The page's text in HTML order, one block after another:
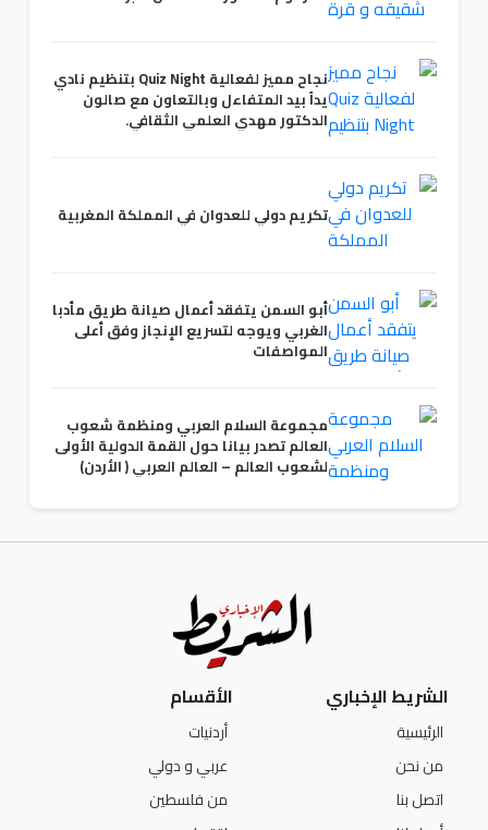
نجاح مميز لفعالية Quiz Night بتنظيم نادي
يداً بيد المتفاءل وبالتعاون مع صالون
الدكتور مهدي العلمي الثقافي.
تكريم دولي للعدوان في المملكة المغربية
أبو السمن يتفقد أعمال صيانة طريق مأدبا
الغربي ويوجه لتسريع الإنجاز وفق أعلى
المواصفات
مجموعة السلام العربي ومنظمة شعوب
العالم تصدر بيانا حول القمة الدولية الأولى
لشعوب العالم – العالم العربي ( الأردن)
الشريط الإخباري
الرئيسية
من نحن
اتصل بنا
الأقسام
أردنيات
عربي و دولي
من فلسطين